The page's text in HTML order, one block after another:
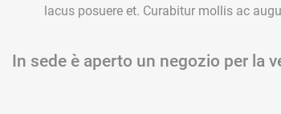
lacus posuere et. Curabitur mollis ac
In sede è aperto un negozio per la